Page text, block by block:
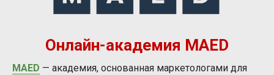
Онлайн-академия MAED
MAED — академия, основанная маркетологами для